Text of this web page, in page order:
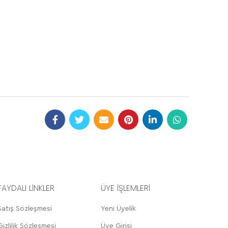
LİNKLER
Sözleşmesi
Sözleşmesi
ÜYE İŞLEMLERİ
Yeni Üyelik
Üye Girişi